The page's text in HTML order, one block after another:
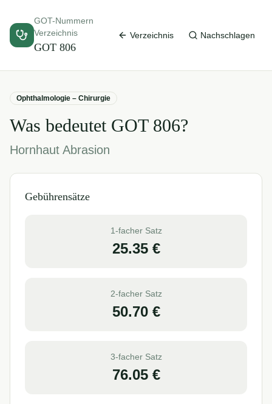
GOT-Nummern
Verzeichnis
GOT 806
Verzeichnis Nachschlagen
Ophthalmologie – Chirurgie
Was bedeutet GOT 806?
Hornhaut Abrasion
Gebührensätze
1-facher Satz
25.35€
2-facher Satz
50.70€
3-facher Satz
76.05€